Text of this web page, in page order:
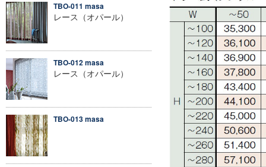
TBO-011 masa
レース（オパール）
TBO-012 masa
レース（オパール）
TBO-013 masa